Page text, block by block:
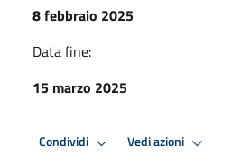
8 febbraio 2025
Data fine:
15 marzo 2025
Condividi Vedi azioni